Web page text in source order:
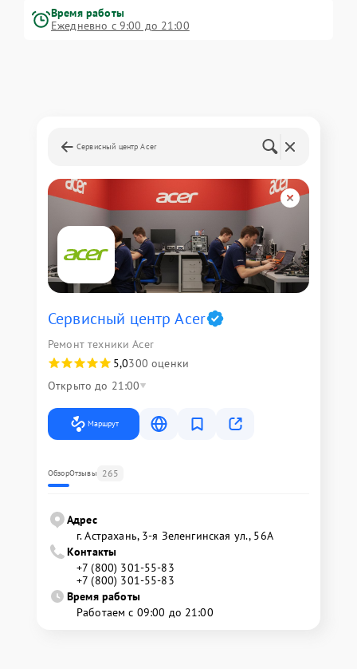
Время работы
Ежедневно с 9:00 до 21:00
Сервисный центр Acer
Сервисный центр Acer
Ремонт техники Acer
5,0300 оценки
Открыто до 21:00
Маршрут
ОбзорОтзывы 265
Адрес
г. Астрахань, 3-я Зеленгинская ул., 56А
Контакты
+7 (800) 301-55-83
+7 (800) 301-55-83
Время работы
Работаем с 09:00 до 21:00